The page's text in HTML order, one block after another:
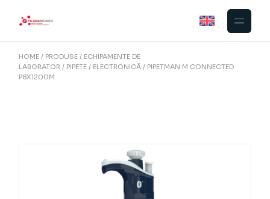
HOME PRODUSE
ECHIPAMENTE DE
LABORATOR
PIPETE ELECTRONICĂ
PIPETMAN M CONNECTED
P8X1200M